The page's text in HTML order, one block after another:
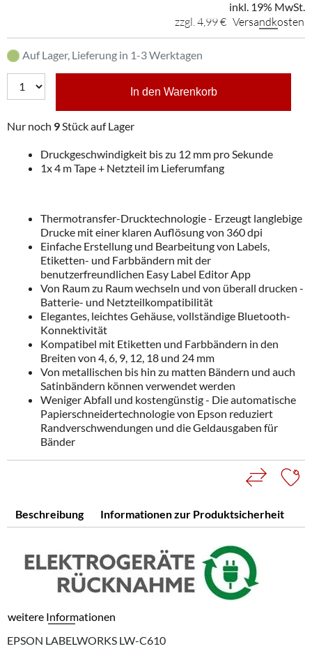
inkl. 19% MwSt.
zzgl. 4,99 € Versandkosten
Auf Lager, Lieferung in 1-3 Werktagen
In den Warenkorb
Nur noch 9Stück auf Lager
Druckgeschwindigkeit bis zu 12 mm pro Sekunde
1x 4 m Tape + Netzteil im Lieferumfang
Thermotransfer-Drucktechnologie - Erzeugt langlebige
Drucke mit einer klaren Auflösung von 360 dpi
Einfache Erstellung und Bearbeitung von Labels,
Etiketten- und Farbbändern mit der
benutzerfreundlichen Easy Label Editor App
Von Raum zu Raum wechseln und von überall drucken -
Batterie- und Netzteilkompatibilität
Elegantes, leichtes Gehäuse, vollständige Bluetooth-
Konnektivität
Kompatibel mit Etiketten und Farbbändern in den
Breiten von 4, 6, 9, 12, 18 und 24 mm
Von metallischen bis hin zu matten Bändern und auch
Satinbändern können verwendet werden
Weniger Abfall und kostengünstig - Die automatische
Papierschneidertechnologie von Epson reduziert
Randverschwendungen und die Geldausgaben für
Bänder
Beschreibung Informationen zur Produktsicherheit
weitere Informationen
EPSON LABELWORKS LW-C610